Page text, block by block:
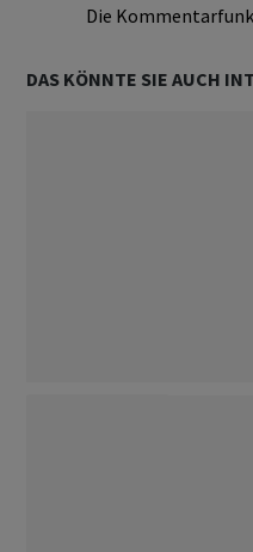
Die
DAS KÖNNTE SIE AUCH